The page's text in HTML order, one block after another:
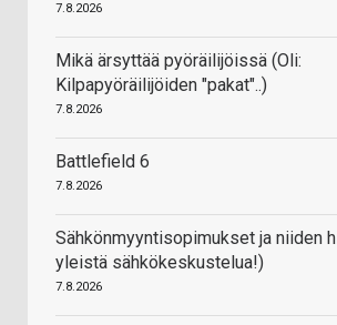
7.8.2026
Mikä ärsyttää pyöräilijöissä (Oli:
Kilpapyöräilijöiden "pakat"..)
7.8.2026
Battlefield 6
7.8.2026
Sähkönmyyntisopimukset ja niiden
yleistä sähkökeskustelua!)
7.8.2026